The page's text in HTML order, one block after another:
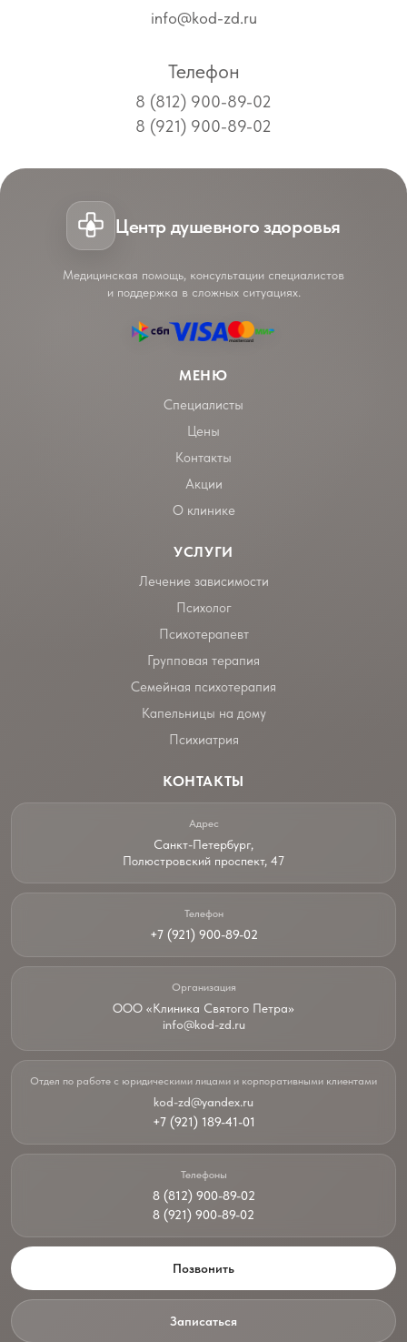
8 (812) 900-89-02
8 (921) 900-89-02
info@kod-zd.ru
Телефон
Центр душевного здоровья
Медицинская помощь, консультации специалистов
и поддержка в сложных ситуациях.
МЕНЮ
Специалисты
Цены
Контакты
Акции
О клинике
УСЛУГИ
Лечение зависимости
Психолог
Психотерапевт
Групповая терапия
Семейная психотерапия
Капельницы на дому
Психиатрия
КОНТАКТЫ
Адрес
Санкт-Петербург,
Полюстровский проспект, 47
Телефон
+7 (921) 900-89-02
Организация
ООО «Клиника Святого Петра»
info@kod-zd.ru
Отдел по работе с юридическими лицами и корпоративными клиентами
kod-zd@yandex.ru
+7 (921) 189-41-01
Телефоны
8 (812) 900-89-02
8 (921) 900-89-02
Позвонить
Записаться